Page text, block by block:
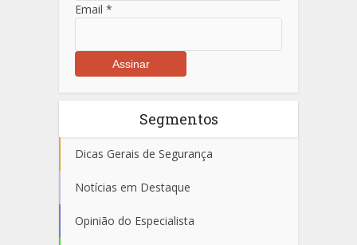
Email *
Segmentos
Dicas Gerais de Segurança
Notícias em Destaque
Opinião do Especialista